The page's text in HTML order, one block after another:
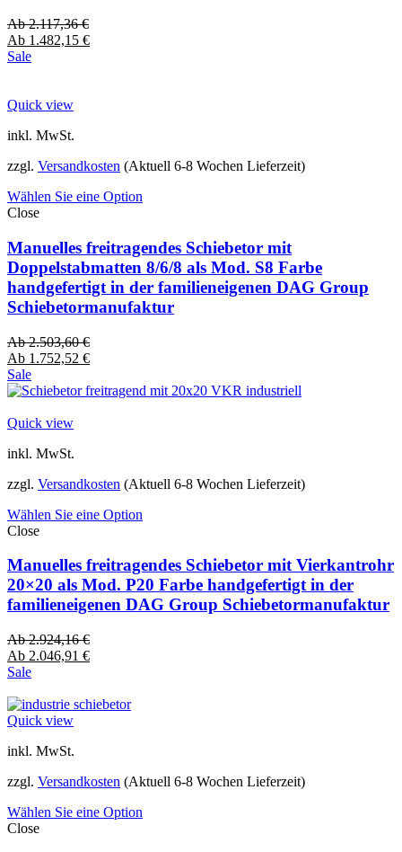
Ab2.117,36€
Ab 1.482,15 €
Sale
Quick view
inkl. MwSt.
zzgl. Versandkosten (Aktuell 6-8 Wochen Lieferzeit)
Wählen Sie eine Option
Close
Manuelles freitragendes Schiebetor mit
Doppelstabmatten 8/6/8 als Mod. S8 Farbe
handgefertigt in der familieneigenen DAG Group
Schiebetormanufaktur
Ab2.503,60€
Ab 1.752,52 €
Sale
Quick view
inkl. MwSt.
zzgl. Versandkosten (Aktuell 6-8 Wochen Lieferzeit)
Wählen Sie eine Option
Close
Manuelles freitragendes Schiebetor mit Vierkantrohr
20×20 als Mod. P20 Farbe handgefertigt in der
familieneigenen DAG Group Schiebetormanufaktur
Ab2.924,16€
Ab 2.046,91 €
Sale
Quick view
inkl. MwSt.
zzgl. Versandkosten (Aktuell 6-8 Wochen Lieferzeit)
Wählen Sie eine Option
Close